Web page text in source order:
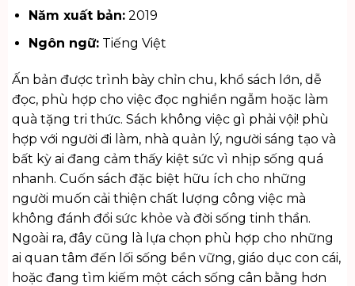
Năm xuất bản:2019
Ngôn ngữ:Tiếng Việt
Ấn bản được trình bày chỉn chu, khổ sách lớn, dễ
đọc, phù hợp cho việc đọc nghiền ngẫm hoặc làm
quà tặng tri thức. Sách không việc gì phải vội! phù
hợp với người đi làm, nhà quản lý, người sáng tạo và
bất kỳ ai đang cảm thấy kiệt sức vì nhịp sống quá
nhanh. Cuốn sách đặc biệt hữu ích cho những
người muốn cải thiện chất lượng công việc mà
không đánh đổi sức khỏe và đời sống tinh thần.
Ngoài ra, đây cũng là lựa chọn phù hợp cho những
ai quan tâm đến lối sống bền vững, giáo dục con cái,
hoặc đang tìm kiếm một cách sống cân bằng hơn